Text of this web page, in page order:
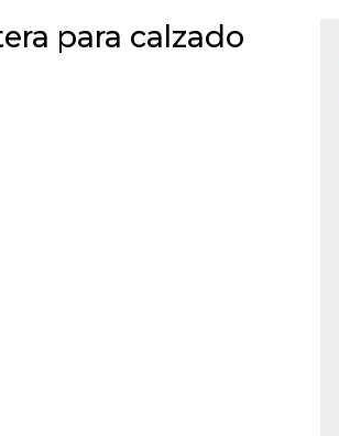
para calzado